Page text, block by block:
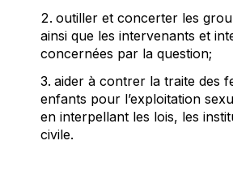
outiller et concerter les
ainsi que les intervenants et
concernées par la question;
aider à contrer la traite des
enfants pour l’exploitation
en interpellant les lois, les
civile.